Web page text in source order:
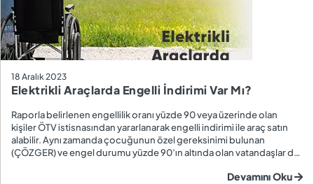
18 Aralık 2023
Elektrikli Araçlarda Engelli İndirimi Var Mı?
Raporla belirlenen engellilik oranı yüzde 90 veya üzerinde olan
kişiler ÖTV istisnasından yararlanarak engelli indirimi ile araç satın
alabilir. Aynı zamanda çocuğunun özel gereksinimi bulunan
(ÇÖZGER) ve engel durumu yüzde 90’ın altında olan vatandaşlar da
Devamını Oku